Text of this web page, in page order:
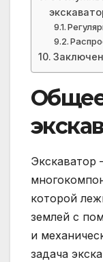
Экскаватор
которой
землей с
и
задача